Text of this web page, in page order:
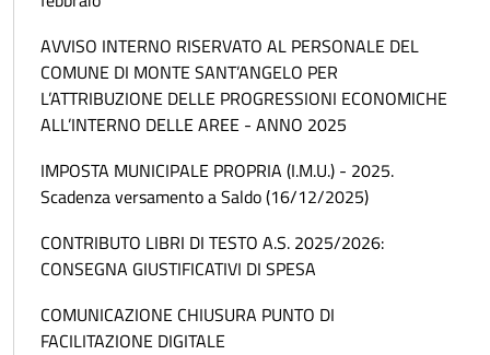
AVVISO INTERNO RISERVATO AL PERSONALE DEL
COMUNE DI MONTE SANT’ANGELO PER
L’ATTRIBUZIONE DELLE PROGRESSIONI ECONOMICHE
ALL’INTERNO DELLE AREE - ANNO 2025
IMPOSTA MUNICIPALE PROPRIA (I.M.U.) - 2025.
Scadenza versamento a Saldo (16/12/2025)
CONTRIBUTO LIBRI DI TESTO A.S. 2025/2026:
CONSEGNA GIUSTIFICATIVI DI SPESA
COMUNICAZIONE CHIUSURA PUNTO DI
FACILITAZIONE DIGITALE